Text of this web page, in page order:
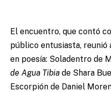
El encuentro, que contó
público entusiasta, reunió
en poesía: Soladentro de
de Agua Tibia de Shara
Escorpión de Daniel